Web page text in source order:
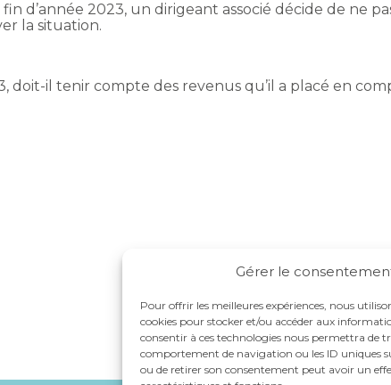
Gérer le
Pour offrir les meilleures expériences, nous
cookies pour stocker et/ou accéder aux
consentir à ces technologies nous permettra de
comportement de navigation ou les ID uniques
ou de retirer son consentement peut avoir un
d’année 2023, un dirigeant associé décide de ne
la situation.
doit-il tenir compte des revenus qu’il a placé en